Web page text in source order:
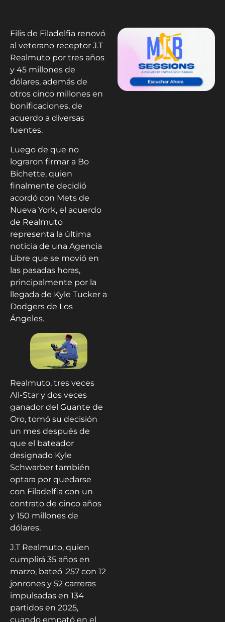
Filis de Filadelfia renovó
al veterano receptor J.T
Realmuto por tres años
y 45 millones de
dólares, además de
otros cinco millones en
bonificaciones, de
acuerdo a diversas
fuentes.
Luego de que no
lograron firmar a Bo
Bichette, quien
finalmente decidió
acordó con Mets de
Nueva York, el acuerdo
de Realmuto
representa la última
noticia de una Agencia
Libre que se movió en
las pasadas horas,
principalmente por la
llegada de Kyle Tucker a
Dodgers de Los
Ángeles.
Realmuto, tres veces
All-Star y dos veces
ganador del Guante de
Oro, tomó su decisión
un mes después de
que el bateador
designado Kyle
Schwarber también
optara por quedarse
con Filadelfia con un
contrato de cinco años
y 150 millones de
dólares.
J.T Realmuto, quien
cumplirá 35 años en
marzo, bateó .257 con 12
jonrones y 52 carreras
impulsadas en 134
partidos en 2025,
cuando empató en el